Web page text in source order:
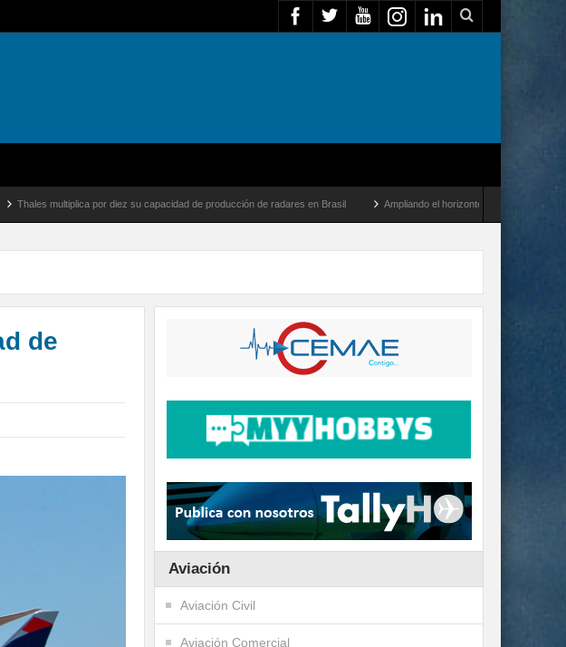
por diez su capacidad de producción de radares en Brasil Ampliando el horizonte: Dentro del vuelo de desarrollo
de
Aviación
Aviación Civil
Aviación Comercial